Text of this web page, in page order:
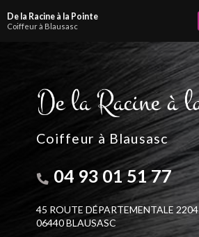
au
contenu
De la Racine à la Pointe
Coiffeur à Blausasc
Coiffeur à Blausasc
04 93 01 51 77
45 ROUTE DÉPARTEMENTALE 2204
06440 BLAUSASC